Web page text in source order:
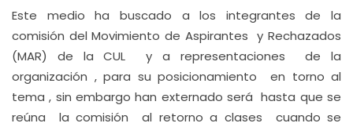
Este medio ha buscado a los integrantes de la
comisión del Movimiento de Aspirantes y Rechazados
(MAR) de la CUL y a representaciones de la
organización , para su posicionamiento en torno al
tema , sin embargo han externado será hasta que se
reúna la comisión al retorno a clases cuando se